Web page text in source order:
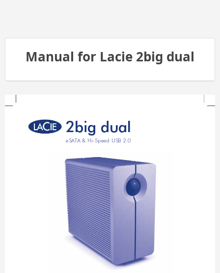
Manual for Lacie 2big dual
2 big d ua
eSATA & Hi-Speed USB 2.0